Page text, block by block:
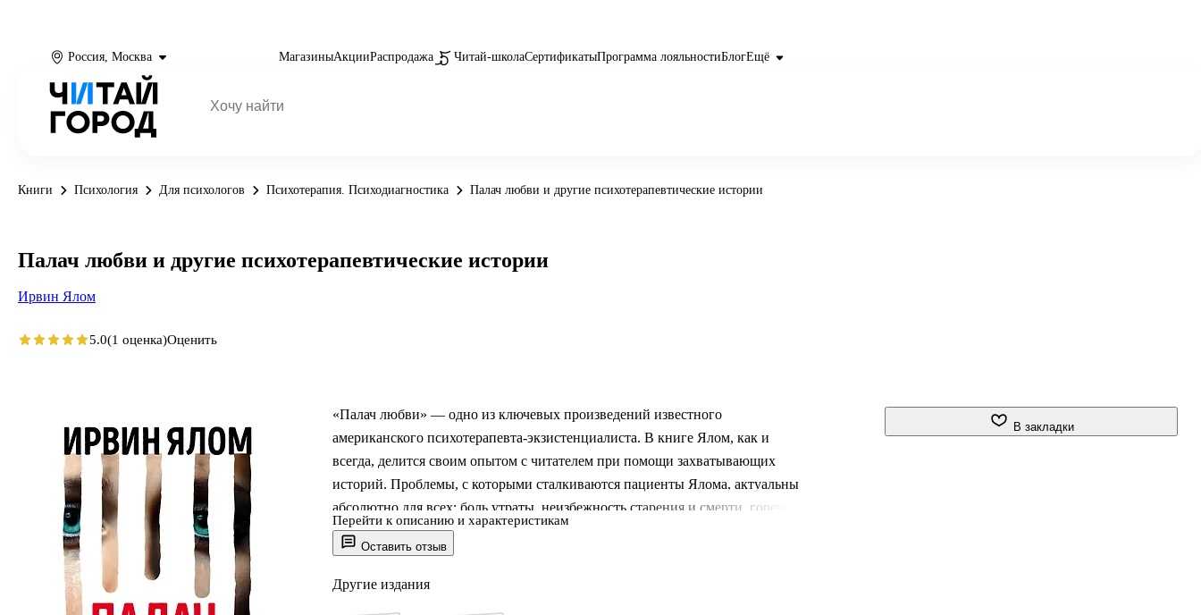
Россия, Москва МагазиныАкцииРаспродажа Читай-школаСертификатыПрограмма лояльностиБлогЕщё
Книги Психология Для психологов Психотерапия. Психодиагностика Палач любви и другие психотерапевтические истории
Оставить отзыв
«Палач любви» — одно из ключевых произведений известного
американского психотерапевта-экзистенциалиста. В книге Ялом, как и
всегда, делится своим опытом с читателем при помощи захватывающих
историй. Проблемы, с которыми сталкиваются пациенты Ялома, актуальны
абсолютно для всех: боль утраты, неизбежность старения и смерти, горечь
отвергнутой любви, страх свободы. Читателя ждет колоссальный накал
страстей, весьма откровенные авторские признания и лихо закрученный
сюжет, который держит в напряжении до последней страницы.
Перейти к описанию и характеристикам
Другие издания
Палач любви и другие психотерапевтические истории
Ирвин Ялом
5.0(1 оценка)Оценить
В закладки